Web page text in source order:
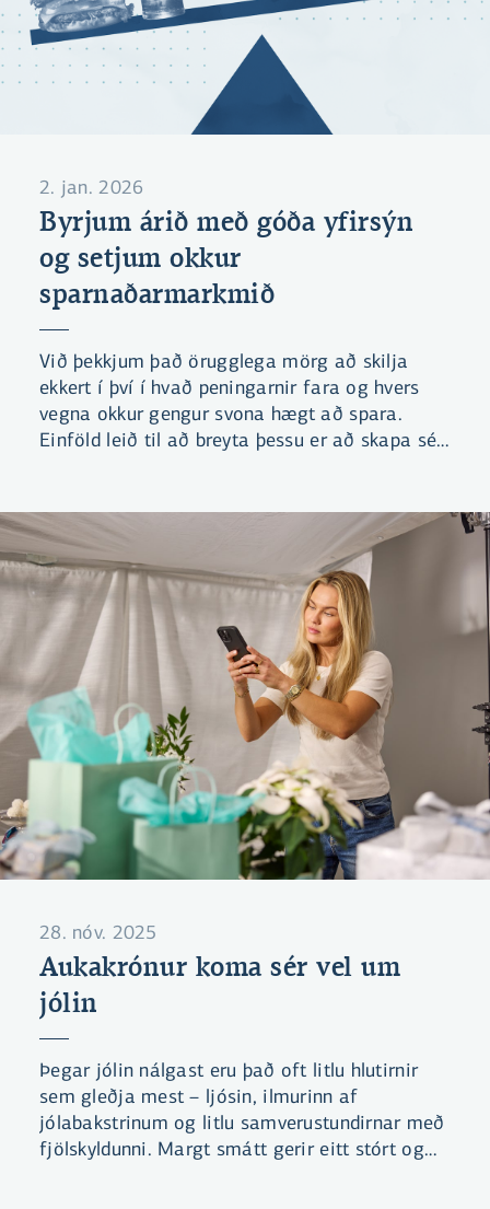
2. jan. 2026
Byrjum árið með góða yfirsýn
og setjum okkur
sparnaðarmarkmið
Við þekkjum það örugglega mörg að skilja
ekkert í því í hvað peningarnir fara og hvers
vegna okkur gengur svona hægt að spara.
Einföld leið til að breyta þessu er að skapa sér
28. nóv. 2025
Aukakrónur koma sér vel um
jólin
Þegar jólin nálgast eru það oft litlu hlutirnir
sem gleðja mest – ljósin, ilmurinn af
jólabakstrinum og litlu samverustundirnar með
fjölskyldunni. Margt smátt gerir eitt stórt og